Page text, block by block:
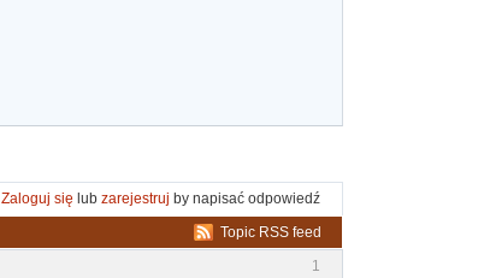
Zaloguj się lub zarejestruj by napisać odpowiedź
Topic RSS feed
1